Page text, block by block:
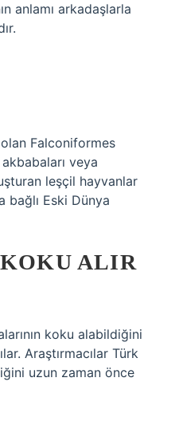
anlamı arkadaşlarla
olan Falconiformes
veya
leşçil hayvanlar
bağlı Eski Dünya
ALIR
koku alabildiğini
Araştırmacılar Türk
uzun zaman önce